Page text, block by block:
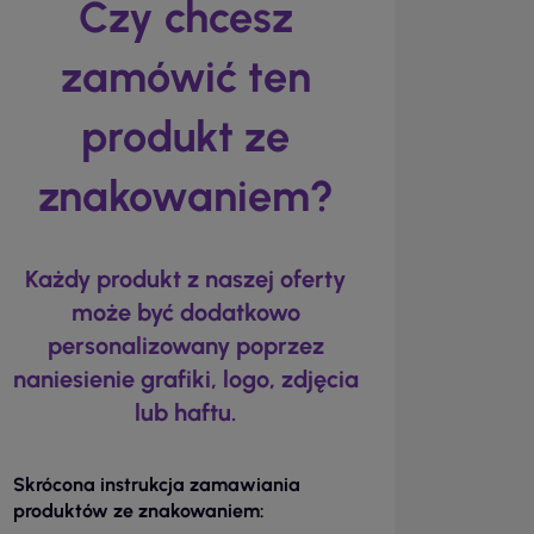
Czy chcesz
zamówić ten
produkt ze
znakowaniem?
Każdy produkt z naszej oferty
może być dodatkowo
personalizowany poprzez
naniesienie grafiki, logo, zdjęcia
lub haftu.
Skrócona instrukcja zamawiania
produktów ze znakowaniem: